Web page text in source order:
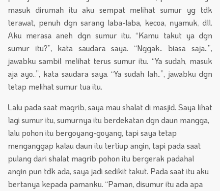
masuk dirumah itu aku sempat melihat sumur yg tdk
terawat, penuh dgn sarang laba-laba, kecoa, nyamuk, dll.
Aku merasa aneh dgn sumur itu. “Kamu takut ya dgn
sumur itu?”, kata saudara saya. “Nggak.. biasa saja..”,
jawabku sambil melihat terus sumur itu. “Ya sudah, masuk
aja ayo..”, kata saudara saya. “Ya sudah lah..”, jawabku dgn
tetap melihat sumur tua itu.
Lalu pada saat magrib, saya mau shalat di masjid. Saya lihat
lagi sumur itu, sumurnya itu berdekatan dgn daun mangga,
lalu pohon itu bergoyang-goyang, tapi saya tetap
menganggap kalau daun itu tertiup angin, tapi pada saat
pulang dari shalat magrib pohon itu bergerak padahal
angin pun tdk ada, saya jadi sedikit takut. Pada saat itu aku
bertanya kepada pamanku. “Paman, disumur itu ada apa